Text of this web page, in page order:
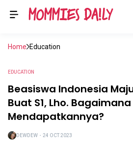
Home Education
EDUCATION
Beasiswa Indonesia
Buat S1, Lho.
Mendapatkannya?
DEWDEW ・ 24 OCT 2023